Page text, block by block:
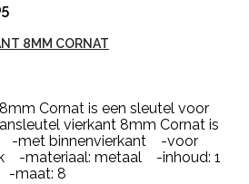
8MM CORNAT
Cornat is een sleutel voor
vierkant 8mm Cornat is
-met binnenvierkant -voor
-materiaal: metaal -inhoud: 1
-maat: 8